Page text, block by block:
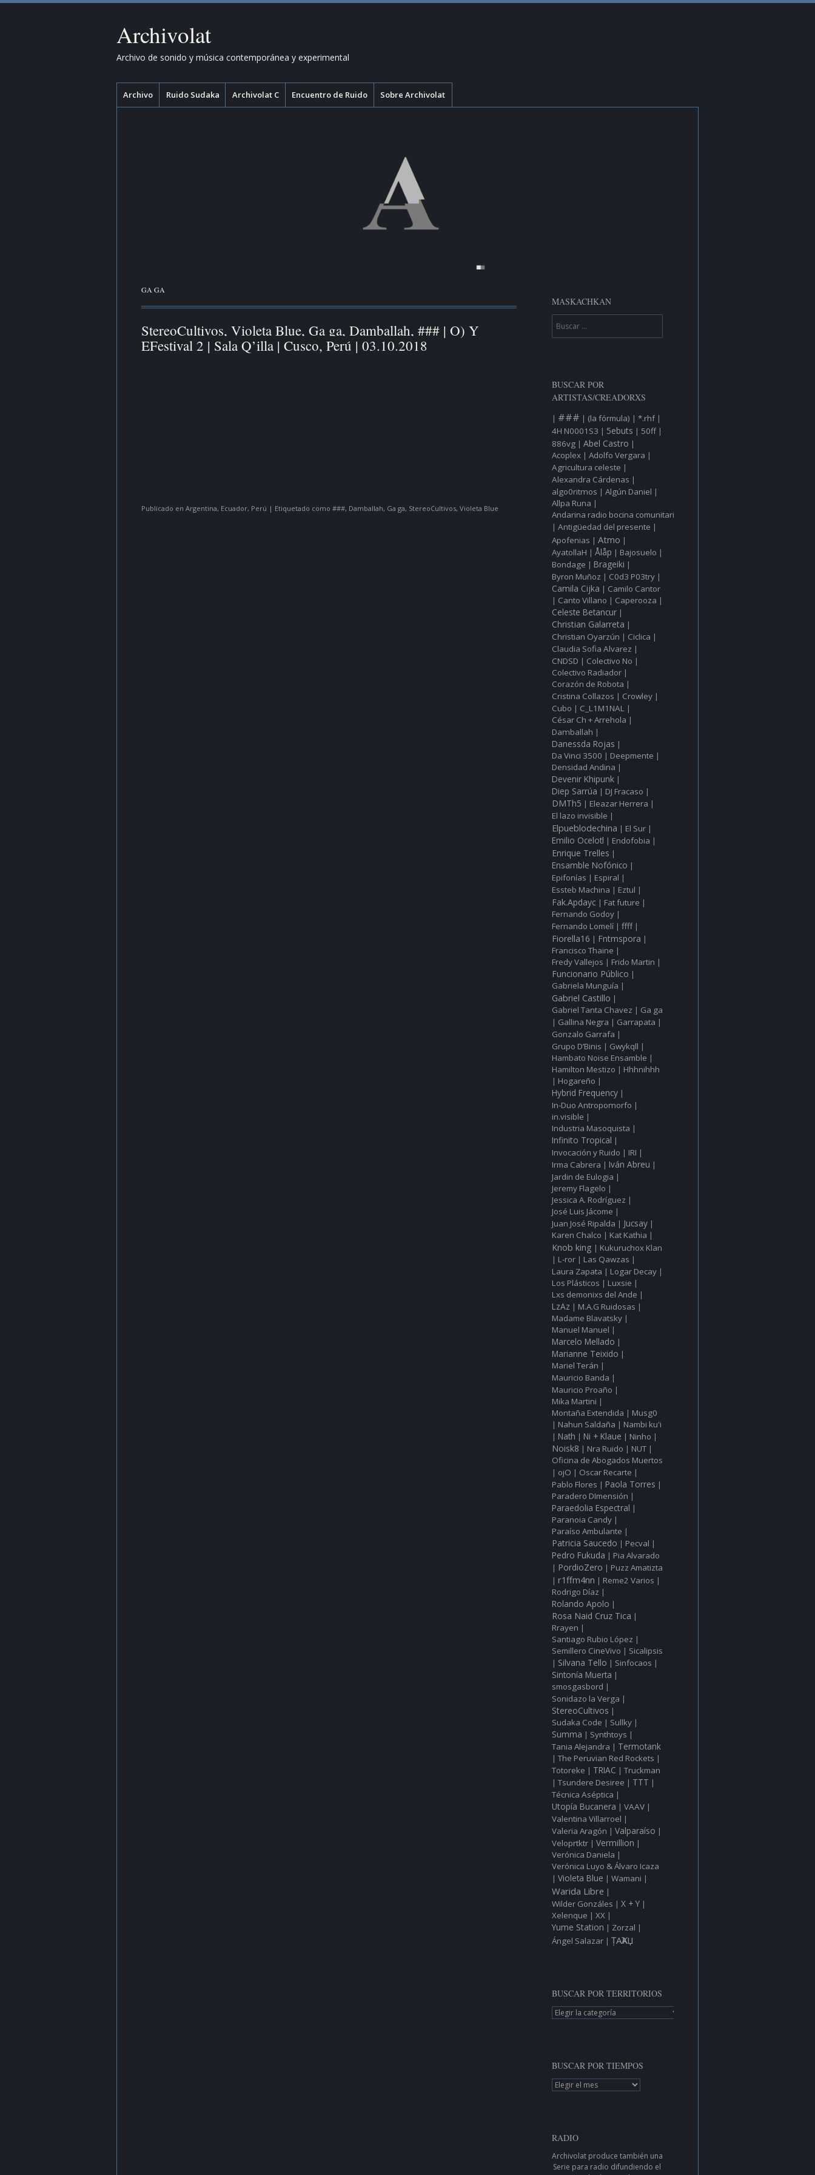
Archivolat
Archivo de sonido y música contemporánea y experimental
Menú
Saltar
alArchivo Ruido Sudaka Archivolat C Encuentro de Ruido Sobre Archivolat
GA GA
StereoCultivos, Violeta Blue, Ga ga, Damballah, ### | O) Y
EFestival 2 | Sala Q’illa | Cusco, Perú | 03.10.2018
Publicado en Argentina, Ecuador, Perú | Etiquetado como ###, Damballah, Ga ga, StereoCultivos, Violeta Blue
MASKACHKAN
BUSCAR POR
ARTISTAS/CREADORXS
| ### | (la fórmula) | *.rhf|
4H N0001S3 | 5ebuts | 50ff|
886vg| Abel Castro |
Acoplex| Adolfo Vergara |
Agricultura celeste |
Alexandra Cárdenas |
algo0ritmos | Algún Daniel |
Allpa Runa |
Andarina radio bocina comunitaria
| Antigüedad del presente |
Apofenias | Atmo |
AyatollaH | Ålåp | Bajosuelo |
Bondage | Brageiki |
Byron Muñoz | C0d3 P03try|
Camila Cijka | Camilo Cantor
| Canto Villano | Caperooza |
Celeste Betancur|
Christian Galarreta |
Christian Oyarzún | Ciclica |
Claudia Sofia Alvarez |
CNDSD | Colectivo No |
Colectivo Radiador|
Corazón de Robota |
Cristina Collazos | Crowley|
Cubo | C_L1M1NAL|
César Ch + Arrehola |
Damballah |
Danessda Rojas |
Da Vinci 3500 | Deepmente |
Densidad Andina |
Devenir Khipunk|
Diep Sarrúa | DJ Fracaso |
DMTh5 | Eleazar Herrera |
El lazo invisible |
Elpueblodechina | El Sur|
Emilio Ocelotl | Endofobia |
Enrique Trelles |
Ensamble Nofónico |
Epifonías | Espiral |
Essteb Machina | Eztul |
Fak.Apdayc| Fat future |
Fernando Godoy|
Fernando Lomelí| ffff|
Fiorella16 | Fntmspora |
Francisco Thaine |
Fredy Vallejos | Frido Martin |
Funcionario Público |
Gabriela Munguía |
Gabriel Castillo |
Gabriel Tanta Chavez | Ga ga
| Gallina Negra | Garrapata |
Gonzalo Garrafa |
Grupo D’Binis | Gwykqll |
Hambato Noise Ensamble |
Hamilton Mestizo | Hhhnihhh
| Hogareño |
Hybrid Frequency|
In‑Duo Antropomorfo |
in.visible |
Industria Masoquista |
Infinito Tropical |
Invocación y Ruido | IRI |
Irma Cabrera | Iván Abreu |
Jardin de Eulogia |
Jeremy Flagelo |
Jessica A. Rodríguez |
José Luis Jácome |
Juan José Ripalda | Jucsay|
Karen Chalco | Kat Kathia |
Knob king | Kukuruchox Klan
| L‑ror| Las Qawzas |
Laura Zapata | Logar Decay|
Los Plásticos | Luxsie |
Lxs demonixs del Ande |
LzAz | M.A.G Ruidosas |
Madame Blavatsky|
Manuel Manuel |
Marcelo Mellado |
Marianne Teixido |
Mariel Terán |
Mauricio Banda |
Mauricio Proaño |
Mika Martini |
Montaña Extendida | Musg0
| Nahun Saldaña | Nambi ku'i
| Nath | Ni + Klaue | Ninho |
Noisk8 | Nra Ruido | NUT|
Oficina de Abogados Muertos
| ojO | Oscar Recarte |
Pablo Flores | Paola Torres |
Paradero DImensión |
Paraedolia Espectral |
Paranoia Candy|
Paraíso Ambulante |
Patricia Saucedo | Pecval |
Pedro Fukuda | Pia Alvarado
| PordioZero | Puzz Amatizta
| r1ffm4nn | Reme2 Varios |
Rodrigo Díaz |
Rolando Apolo |
Rosa Naid Cruz Tica |
Rrayen |
Santiago Rubio López |
Semillero CineVivo | Sicalipsis
| Silvana Tello | Sinfocaos |
Sintonía Muerta |
smosgasbord |
Sonidazo la Verga |
StereoCultivos |
Sudaka Code | Sullky|
Summa | Synthtoys |
Tania Alejandra | Termotank
| The Peruvian Red Rockets |
Totoreke | TRIAC | Truckman
| Tsundere Desiree | TTT |
Técnica Aséptica |
Utopía Bucanera | VAAV|
Valentina Villarroel |
Valeria Aragón | Valparaíso |
Veloprtktr| Vermillion |
Verónica Daniela |
Verónica Luyo & Álvaro Icaza
| Violeta Blue | Wamani |
Warida Libre |
Wilder Gonzáles | X + Y|
Xelenque | XX|
Yume Station | Zorzal |
Ángel Salazar| ȚAҠAЏ
BUSCAR POR TERRITORIOS
BUSCAR
POR
BUSCAR POR TIEMPOS
BUSCAR
POR
RADIO
Archivolat produce también una
Serie para radio difundiendo el